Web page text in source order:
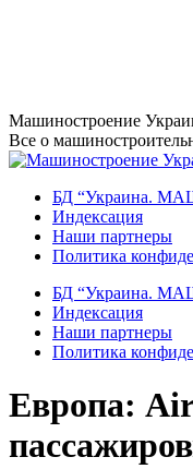
Перейти
к
содержанию
Машиностроение
Все о
БД “Украина.
Индекcация
Наши партнеры
Политика
БД “Украина.
Индекcация
Наши партнеры
Политика
Европа: